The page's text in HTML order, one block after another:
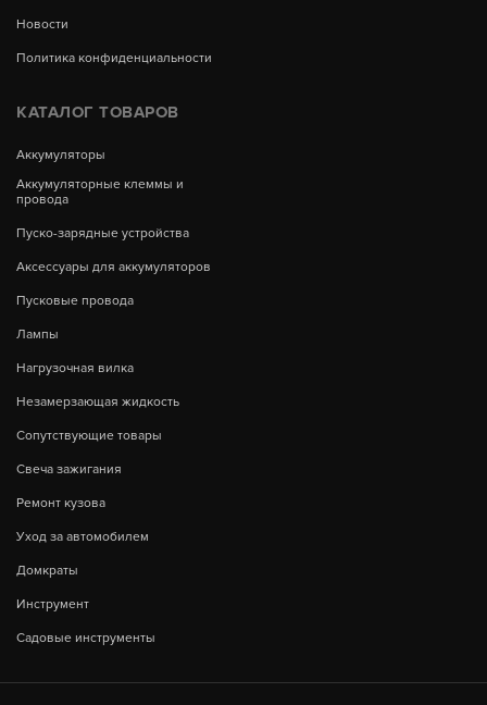
Новости
Политика конфиденциальности
КАТАЛОГ ТОВАРОВ
Аккумуляторы
Аккумуляторные клеммы и
провода
Пуско-зарядные устройства
Аксессуары для аккумуляторов
Пусковые провода
Лампы
Нагрузочная вилка
Незамерзающая жидкость
Сопутствующие товары
Свеча зажигания
Ремонт кузова
Уход за автомобилем
Домкраты
Инструмент
Садовые инструменты